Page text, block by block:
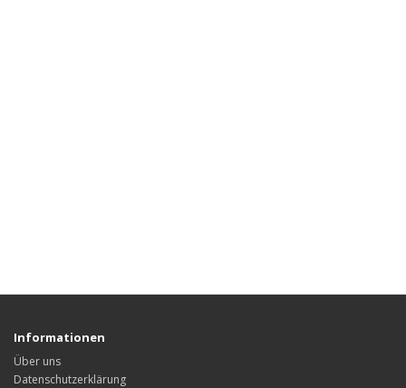
Informationen
Über uns
Datenschutzerklärung